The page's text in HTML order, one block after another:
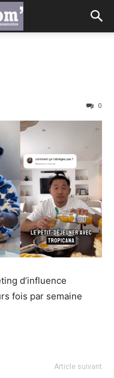
0
d’influence
fois par semaine
Article suivant